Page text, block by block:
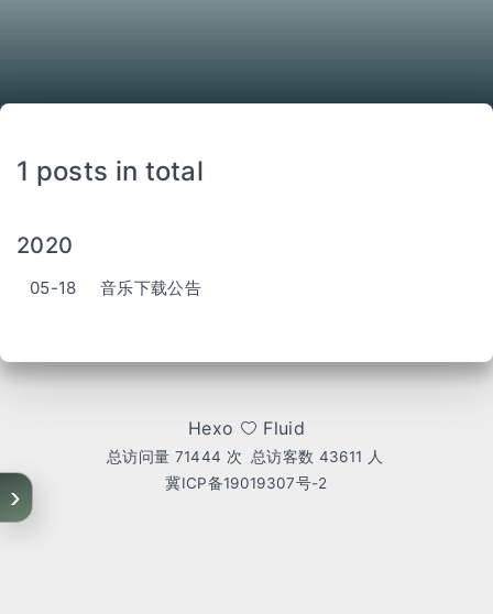
1 posts in total
2020
05-18 音乐下载公告
Hexo Fluid
总访问量 71444 次 总访客数 43611 人
冀ICP备19019307号-2
›